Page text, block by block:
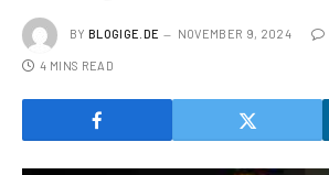
BY BLOGIGE.DE NOVEMBER 9, 2024
4 MINS READ